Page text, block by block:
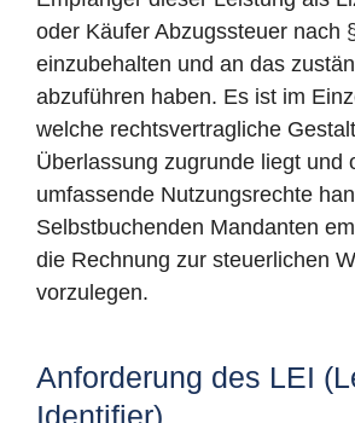
oder Käufer Abzugssteuer nach
einzubehalten und an das
abzuführen haben. Es ist im
welche rechtsvertragliche
Überlassung zugrunde liegt und
umfassende Nutzungsrechte
Selbstbuchenden Mandanten
die Rechnung zur steuerlichen
vorzulegen.
Anforderung des LEI
Identifier)